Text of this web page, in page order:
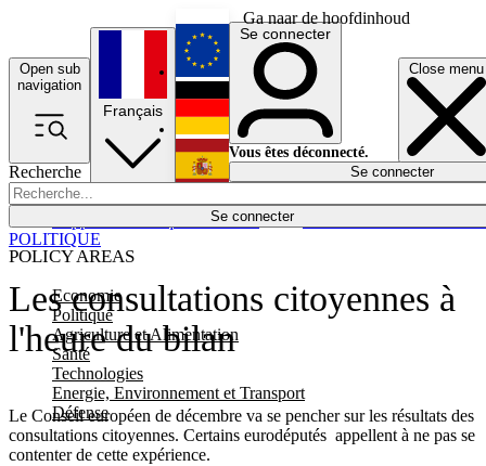
Ga naar de hoofdinhoud
Open sub
navigation
Close menu
Recherche
Se connecter
POLICY AREAS
Economie
Politique
Agriculture et Alimentation
Santé
Technologies
Energie, Environnement et Transport
Défense
Économie
Français
English
Deutsch
Español
Se connecter
Vous êtes déconnecté.
Se connecter
Les consultations citoyennes à
l'heure du bilan
Le Conseil européen de décembre va se pencher sur les résultats des
consultations citoyennes. Certains eurodéputés appellent à ne pas se
contenter de cette expérience.
POLITIQUE